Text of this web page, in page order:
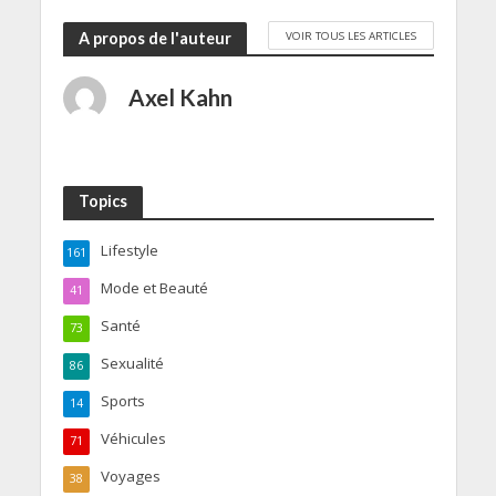
A propos de l'auteur VOIR TOUS LES ARTICLES
Axel Kahn
Topics
Lifestyle
161
Mode et Beauté
41
Santé
73
Sexualité
86
Sports
14
Véhicules
71
Voyages
38